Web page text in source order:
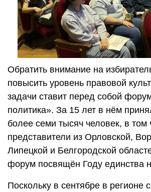
Обратить внимание на
повысить уровень правовой
задачи ставит перед собой
политика». За 15 лет в нём
более семи тысяч человек, в том
представители из Орловской,
Липецкой и Белгородской
форум посвящён Году единства
Поскольку в сентябре в регионе